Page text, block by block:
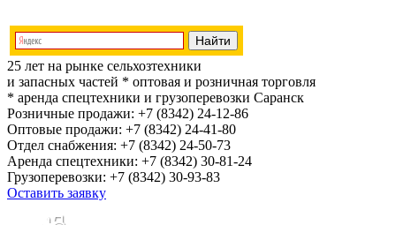
25 лет на рынке сельхозтехники
и запасных частей * оптовая и розничная торговля
* аренда спецтехники и грузоперевозки Саранск
Розничные продажи: +7 (8342) 24-12-86
Оптовые продажи: +7 (8342) 24-41-80
Отдел снабжения: +7 (8342) 24-50-73
Аренда спецтехники: +7 (8342) 30-81-24
Грузоперевозки: +7 (8342) 30-93-83
Оставить заявку